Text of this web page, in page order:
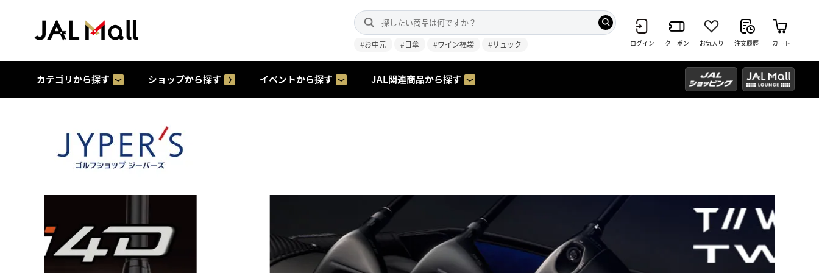
#お中元 #日傘 #ワイン福袋 #リュック ログイン クーポン お気入り 注文履歴 カート
カテゴリから探す ショップから探す イベントから探す JAL関連商品から探す